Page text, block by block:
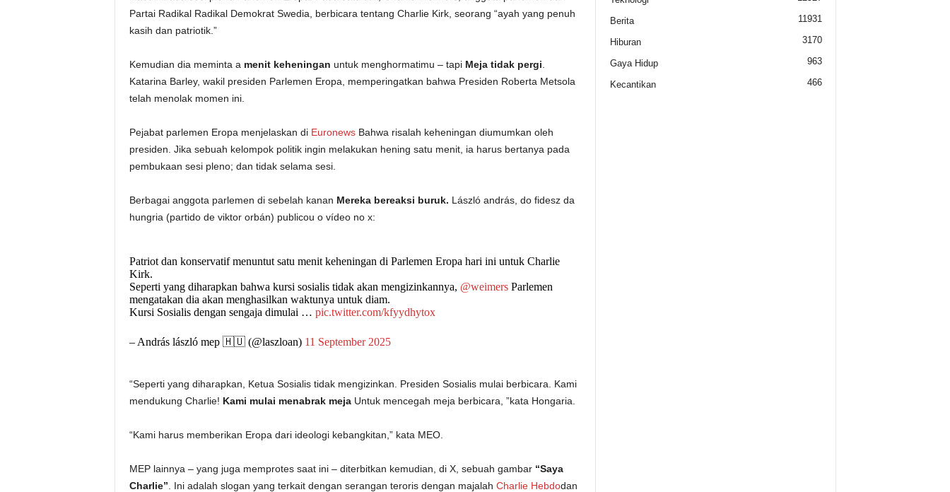
m
Partai Radikal Radikal Demokrat Swedia, berbicara tentang Charlie Kirk, seorang “ayah yang penuh
kasih dan patriotik.”
Kemudian dia meminta a menit keheningan untuk menghormatimu – tapi Meja tidak pergi
Katarina Barley, wakil presiden Parlemen Eropa, memperingatkan bahwa Presiden Roberta Metsola
telah menolak momen ini.
Pejabat parlemen Eropa menjelaskan di EuronewsBahwa risalah keheningan diumumkan oleh
presiden. Jika sebuah kelompok politik ingin melakukan hening satu menit, ia harus bertanya pada
pembukaan sesi pleno; dan tidak selama sesi.
Berbagai anggota parlemen di sebelah kanan Mereka bereaksi buruk. László andrás, do fidesz da
hungria (partido de viktor orbán) publicou o vídeo no x:
Patriot dan konservatif menuntut satu menit keheningan di Parlemen Eropa hari ini untuk Charlie
Kirk.
Seperti yang diharapkan bahwa kursi sosialis tidak akan mengizinkannya, @weimersParlemen
mengatakan dia akan menghasilkan waktunya untuk diam.
Kursi Sosialis dengan sengaja dimulai … pic.twitter.com/kfyydhytox
– András lászló mep 🇭🇺 (@laszloan) 11 September 2025
“Seperti yang diharapkan, Ketua Sosialis tidak mengizinkan. Presiden Sosialis mulai berbicara. Kami
mendukung Charlie! Kami mulai menabrak mejaUntuk mencegah meja berbicara, ”kata Hongaria.
“Kami harus memberikan Eropa dari ideologi kebangkitan,” kata MEO.
MEP lainnya – yang juga memprotes saat ini – diterbitkan kemudian, di X, sebuah gambar “Saya
Charlie” . Ini adalah slogan yang terkait dengan serangan teroris dengan majalah Charlie Hebdodan
Berita 11931
Hiburan 3170
Gaya Hidup 963
Kecantikan 466